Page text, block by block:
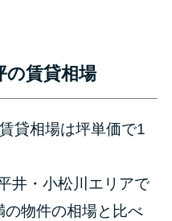
の賃貸相場
貸相場は坪単価で1
井・小松川エリアで
物件の相場と比べ